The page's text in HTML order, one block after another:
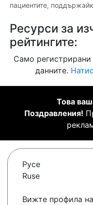
пациентите,
Ресурси за
рейтингите:
Само регистрирани
данните.
Това
Поздравления!
Русе
Ruse
Вижте профила